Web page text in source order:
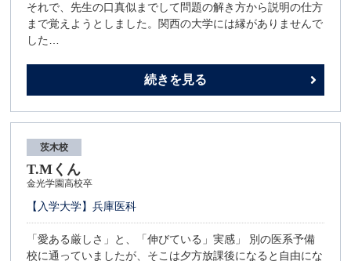
それで、先生の口真似までして問題の解き方から説明の仕方
まで覚えようとしました。関西の大学には縁がありませんで
した…
続きを見る
茨木校
T.Mくん
金光学園高校卒
【入学大学】兵庫医科
「愛ある厳しさ」と、「伸びている」実感」 別の医系予備
校に通っていましたが、そこは夕方放課後になると自由にな